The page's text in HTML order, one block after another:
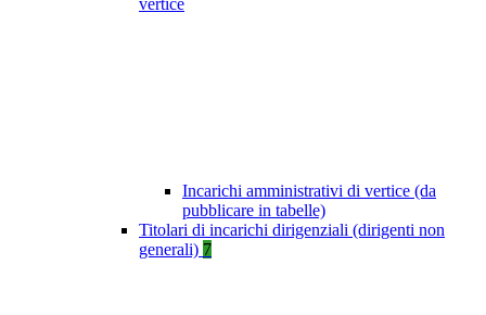
vertice
Incarichi amministrativi di vertice (da
pubblicare in tabelle)
Titolari di incarichi dirigenziali (dirigenti non
generali) 7